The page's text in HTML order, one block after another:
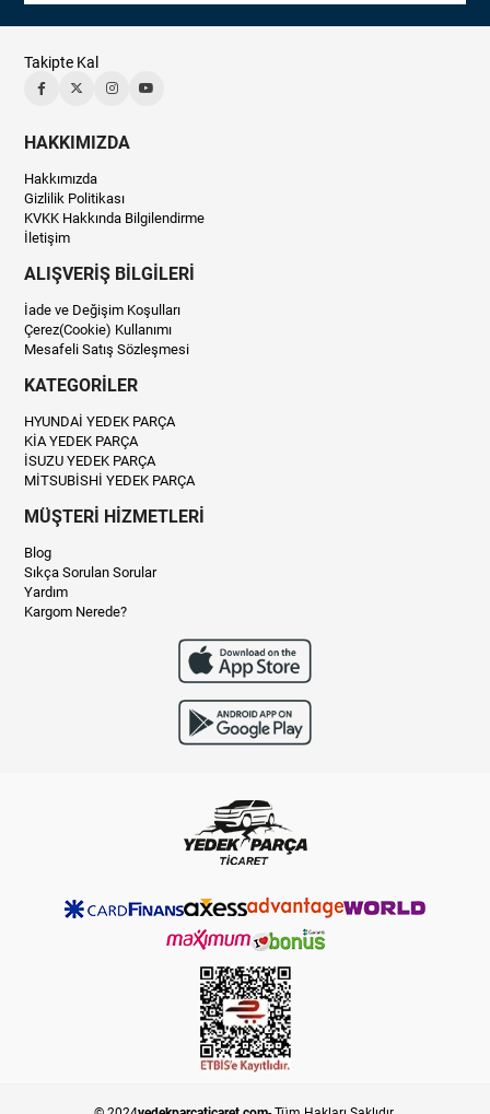
Takipte Kal
HAKKIMIZDA
Hakkımızda
Gizlilik Politikası
KVKK Hakkında Bilgilendirme
İletişim
ALIŞVERİŞ BİLGİLERİ
İade ve Değişim Koşulları
Çerez(Cookie) Kullanımı
Mesafeli Satış Sözleşmesi
KATEGORİLER
HYUNDAİ YEDEK PARÇA
KİA YEDEK PARÇA
İSUZU YEDEK PARÇA
MİTSUBİSHİ YEDEK PARÇA
MÜŞTERİ HİZMETLERİ
Blog
Sıkça Sorulan Sorular
Yardım
Kargom Nerede?